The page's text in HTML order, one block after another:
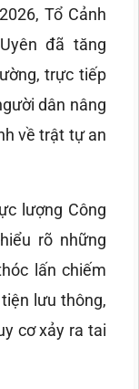
Tổ Cảnh
đã tăng
trực tiếp
dân nâng
về trật tự an
lượng Công
rõ những
lấn chiếm
lưu thông,
cơ xảy ra tai